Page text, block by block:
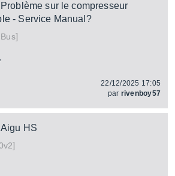
Problème sur le compresseur
- Service Manual?
]
22/12/2025 17:05
par rivenboy57
Aigu HS
]